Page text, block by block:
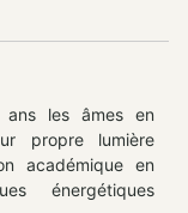
les âmes en
propre lumière
académique en
énergétiques